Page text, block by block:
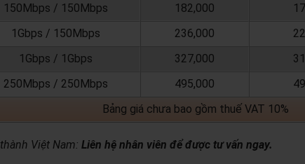
150Mbps / 150Mbps 182,000
1Gbps / 150Mbps 236,000
1Gbps / 1Gbps 327,000
250Mbps / 250Mbps 495,000
Bảng giá chưa bao gồm thuế VAT 10%
Việt Nam: Liên hệ nhân viên để được tư vấn ngay.